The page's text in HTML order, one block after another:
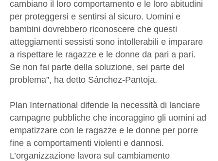
cambiano il loro comportamento e le loro abitudini
per proteggersi e sentirsi al sicuro. Uomini e
bambini dovrebbero riconoscere che questi
atteggiamenti sessisti sono intollerabili e imparare
a rispettare le ragazze e le donne da pari a pari.
Se non fai parte della soluzione, sei parte del
problema”, ha detto Sánchez-Pantoja.
Plan International difende la necessità di lanciare
campagne pubbliche che incoraggino gli uomini ad
empatizzare con le ragazze e le donne per porre
fine a comportamenti violenti e dannosi.
L’organizzazione lavora sul cambiamento